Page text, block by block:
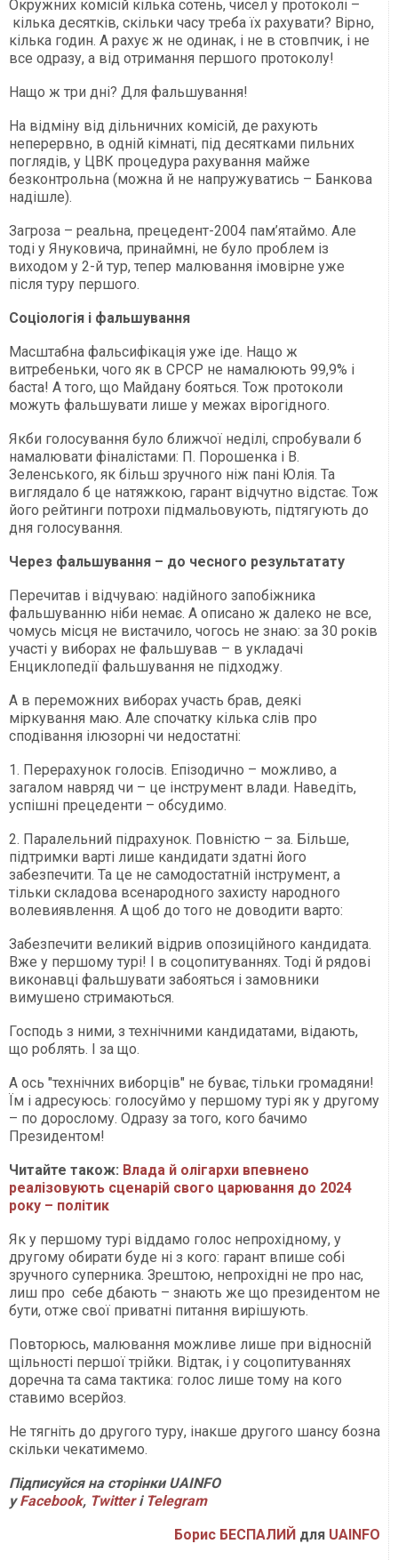
Окружних комісій кілька сотень, чисел у протоколі –
кілька десятків, скільки часу треба їх рахувати? Вірно,
кілька годин. А рахує ж не одинак, і не в стовпчик, і не
все одразу, а від отримання першого протоколу!
Нащо ж три дні? Для фальшування!
На відміну від дільничних комісій, де рахують
неперервно, в одній кімнаті, під десятками пильних
поглядів, у ЦВК процедура рахування майже
безконтрольна (можна й не напружуватись – Банкова
надішле).
Загроза – реальна, прецедент-2004 пам’ятаймо. Але
тоді у Януковича, принаймні, не було проблем із
виходом у 2-й тур, тепер малювання імовірне уже
після туру першого.
Соціологія і фальшування
Масштабна фальсифікація уже іде. Нащо ж
витребеньки, чого як в СРСР не намалюють 99,9% і
баста! А того, що Майдану бояться. Тож протоколи
можуть фальшувати лише у межах вірогідного.
Якби голосування було ближчої неділі, спробували б
намалювати фіналістами: П. Порошенка і В.
Зеленського, як більш зручного ніж пані Юлія. Та
виглядало б це натяжкою, гарант відчутно відстає. Тож
його рейтинги потрохи підмальовують, підтягують до
дня голосування.
Через фальшування – до чесного результатату
Перечитав і відчуваю: надійного запобіжника
фальшуванню ніби немає. А описано ж далеко не все,
чомусь місця не вистачило, чогось не знаю: за 30 років
участі у виборах не фальшував – в укладачі
Енциклопедії фальшування не підходжу.
А в переможних виборах участь брав, деякі
міркування маю. Але спочатку кілька слів про
сподівання ілюзорні чи недостатні:
1. Перерахунок голосів. Епізодично – можливо, а
загалом навряд чи – це інструмент влади. Наведіть,
успішні прецеденти – обсудимо.
2. Паралельний підрахунок. Повністю – за. Більше,
підтримки варті лише кандидати здатні його
забезпечити. Та це не самодостатній інструмент, а
тільки складова всенародного захисту народного
волевиявлення. А щоб до того не доводити варто:
Забезпечити великий відрив опозиційного кандидата.
Вже у першому турі! І в соцопитуваннях. Тоді й рядові
виконавці фальшувати забояться і замовники
вимушено стримаються.
Господь з ними, з технічними кандидатами, відають,
що роблять. І за що.
А ось "технічних виборців" не буває, тільки громадяни!
Їм і адресуюсь: голосуймо у першому турі як у другому
– по дорослому. Одразу за того, кого бачимо
Президентом!
Читайте також: Влада й олігархи впевнено
реалізовують сценарій свого царювання до 2024
року – політик
Як у першому турі віддамо голос непрохідному, у
другому обирати буде ні з кого: гарант впише собі
зручного суперника. Зрештою, непрохідні не про нас,
лиш про себе дбають – знають же що президентом не
бути, отже свої приватні питання вирішують.
Повторюсь, малювання можливе лише при відносній
щільності першої трійки. Відтак, і у соцопитуваннях
доречна та сама тактика: голос лише тому на кого
ставимо всерйоз.
Не тягніть до другого туру, інакше другого шансу бозна
скільки чекатимемо.
Підписуйся на сторінки UAINFO
уFacebook, Twitter і Telegram
Борис БЕСПАЛИЙ для UAINFO